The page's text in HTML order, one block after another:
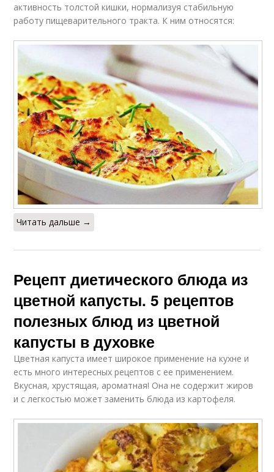
активность толстой кишки, нормализуя стабильную
работу пищеварительного тракта. К ним относятся:
Читать дальше →
Рецепт диетического блюда из
цветной капусты. 5 рецептов
полезных блюд из цветной
капусты в духовке
Цветная капуста имеет широкое применение на кухне и
есть много интересных рецептов с ее применением.
Вкусная, хрустящая, ароматная! Она не содержит жиров
и с легкостью может заменить блюда из картофеля.